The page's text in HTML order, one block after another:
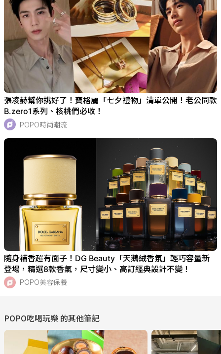
張凌赫幫你挑好了！寶格麗「七夕禮物」清單公開！老公同款
B.zero1系列、核桃們必收！
POPO時尚潮流
隨身補香超有面子！DG Beauty「天鵝絨香氛」輕巧容量新
登場，精選8款香氣，尺寸變小、高訂經典設計不變！
POPO美容保養
POPO吃喝玩樂 的其他筆記